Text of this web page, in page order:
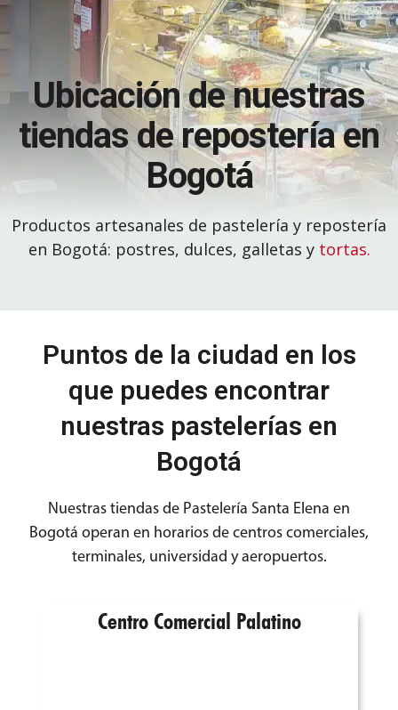
Ubicación de nuestras
tiendas de repostería en
Bogotá
Productos artesanales de pastelería y repostería
en Bogotá: postres, dulces, galletas y tortas.
Puntos de la ciudad en los
que puedes encontrar
nuestras pastelerías en
Bogotá
Nuestras tiendas de Pastelería Santa Elena en
Bogotá operan en horarios de centros comerciales,
terminales, universidad y aeropuertos.
Centro Comercial Palatino